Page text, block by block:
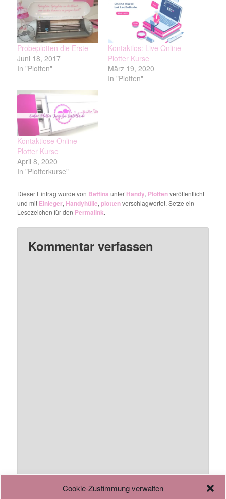
Cookie-Zustimmung verwalten
Probeplotten die Erste
Juni 18, 2017
In "Plotten"
Kontaktlos: Live Online
Plotter Kurse
März 19, 2020
In "Plotten"
Kontaktlose Online
Plotter Kurse
April 8, 2020
In "Plotterkurse"
Dieser Eintrag wurde von Bettina unter Handy, Plottenveröffentlicht
und mit Einleger, Handyhülle,plottenverschlagwortet. Setze ein
Lesezeichen für den Permalink.
Kommentar verfassen